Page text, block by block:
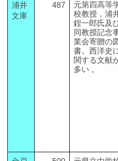
浦井
文庫
487
元第四高等
校教授，浦
鍠一郎氏及
同教授記念
業会寄贈の
書。西洋史
関する文献
多い 。